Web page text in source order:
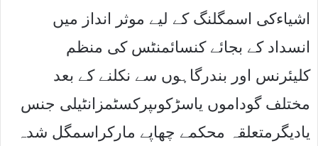
اشیاءکی اسمگلنگ کے لیے موثر انداز میں
انسداد کے بجائے کنسائمنٹس کی منظم
کلیئرنس اور بندرگاہوں سے نکلنے کے بعد
مختلف گوداموں یاسڑکوںپرکسٹمزانٹیلی جنس
یادیگرمتعلقہ محکمے چھاپے مارکراسمگل شدہ